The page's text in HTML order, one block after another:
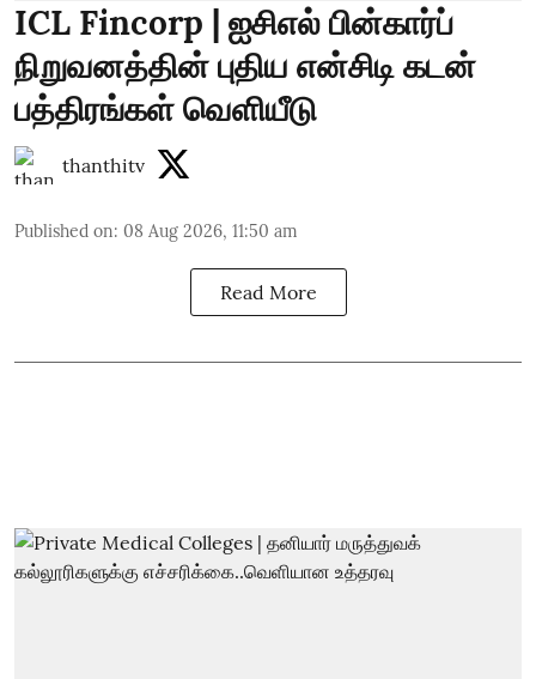
ICL Fincorp | ஐசிஎல் பின்கார்ப்
நிறுவனத்தின் புதிய என்சிடி கடன்
பத்திரங்கள் வெளியீடு
thanthitv
Published on: 08 Aug 2026, 11:50 am
Read More